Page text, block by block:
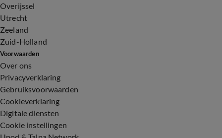
Overijssel
Utrecht
Zeeland
Zuid-Holland
Voorwaarden
Over ons
Privacyverklaring
Gebruiksvoorwaarden
Cookieverklaring
Digitale diensten
Cookie instellingen